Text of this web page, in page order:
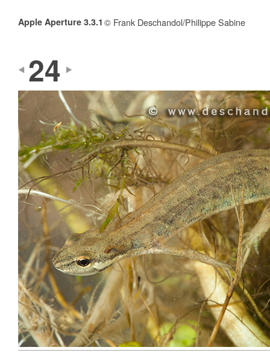
Apple Aperture 3.3.1 © Frank Deschandol/Philippe Sabine
24